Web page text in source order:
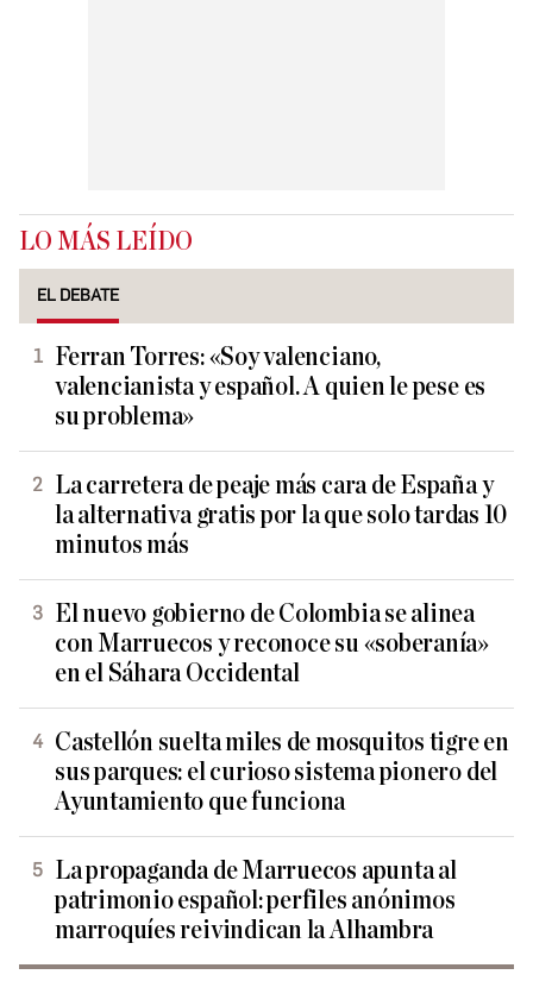
LO MÁS LEÍDO
EL DEBATE
Ferran Torres: «Soy valenciano,
valencianista y español. A quien le pese es
su problema»
La carretera de peaje más cara de España y
la alternativa gratis por la que solo tardas 10
minutos más
El nuevo gobierno de Colombia se alinea
con Marruecos y reconoce su «soberanía»
en el Sáhara Occidental
Castellón suelta miles de mosquitos tigre en
sus parques: el curioso sistema pionero del
Ayuntamiento que funciona
La propaganda de Marruecos apunta al
patrimonio español: perfiles anónimos
marroquíes reivindican la Alhambra